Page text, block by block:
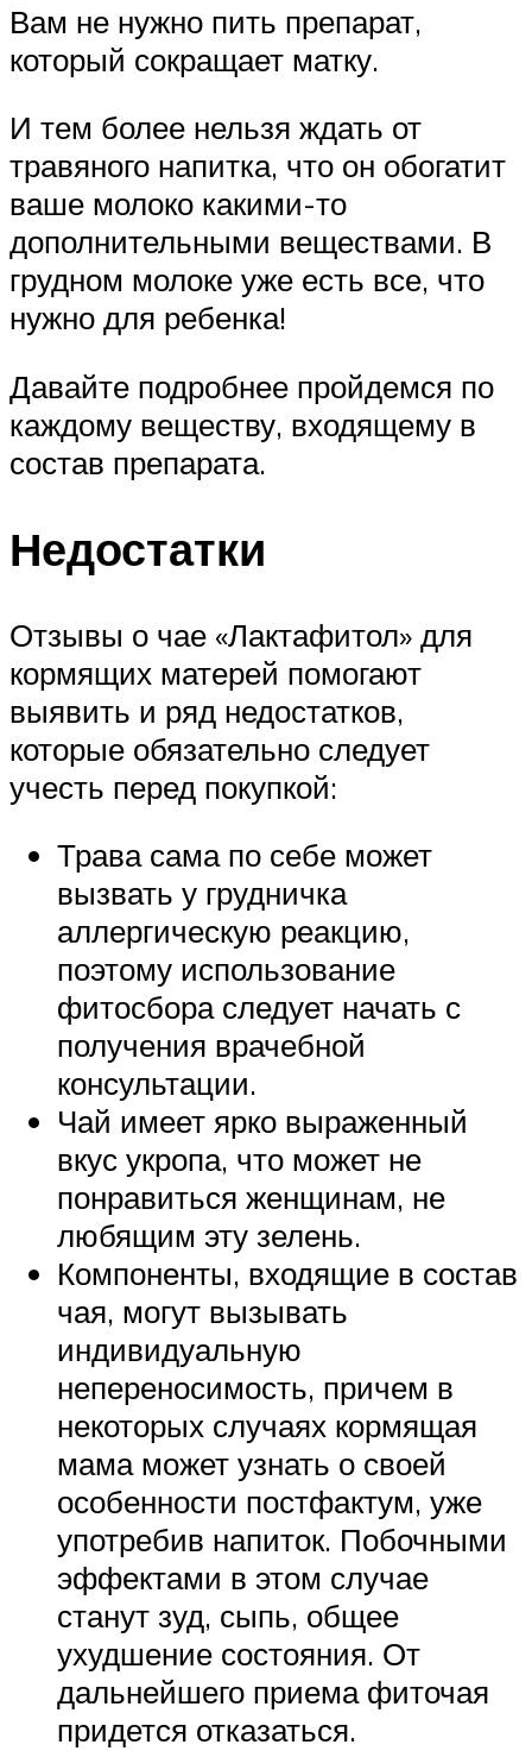
Вам не нужно пить препарат,
который сокращает матку.
И тем более нельзя ждать от
травяного напитка, что он обогатит
ваше молоко какими-то
дополнительными веществами. В
грудном молоке уже есть все, что
нужно для ребенка!
Давайте подробнее пройдемся по
каждому веществу, входящему в
состав препарата.
Недостатки
Отзывы о чае «Лактафитол» для
кормящих матерей помогают
выявить и ряд недостатков,
которые обязательно следует
учесть перед покупкой:
Трава сама по себе может
вызвать у грудничка
аллергическую реакцию,
поэтому использование
фитосбора следует начать с
получения врачебной
консультации.
Чай имеет ярко выраженный
вкус укропа, что может не
понравиться женщинам, не
любящим эту зелень.
Компоненты, входящие в состав
чая, могут вызывать
индивидуальную
непереносимость, причем в
некоторых случаях кормящая
мама может узнать о своей
особенности постфактум, уже
употребив напиток. Побочными
эффектами в этом случае
станут зуд, сыпь, общее
ухудшение состояния. От
дальнейшего приема фиточая
придется отказаться.